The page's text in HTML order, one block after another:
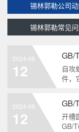
锡林郭勒公司
锡林郭勒常见
2024-09
12
GB/
自攻
件，
标准
及制
解。
2024-09
12
开槽
GB/